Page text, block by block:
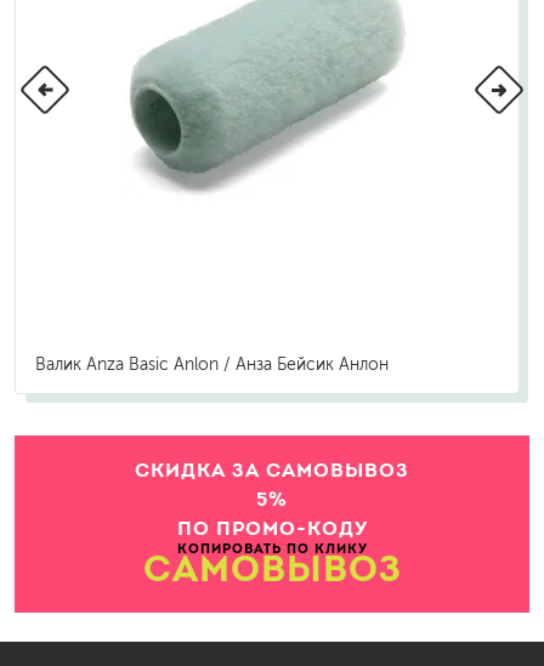
Валик Anza Basic Anlon / Анза Бейсик Анлон
СКИДКА ЗА САМОВЫВОЗ
5%
ПО ПРОМО-КОДУ
КОПИРОВАТЬ ПО КЛИКУ
САМОВЫВОЗ